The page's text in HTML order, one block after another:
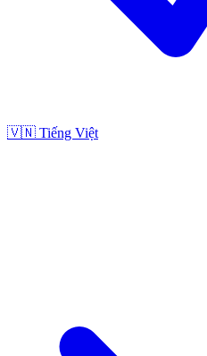
🇻🇳 Tiếng Việt